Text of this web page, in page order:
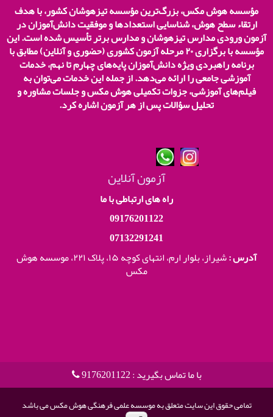
مؤسسه هوش مکس، بزرگ‌ترین مؤسسه تیزهوشان کشور، با هدف
ارتقاء سطح هوش، شناسایی استعدادها و موفقیت دانش‌آموزان در
آزمون ورودی مدارس تیزهوشان و مدارس برتر تأسیس شده است. این
مؤسسه با برگزاری۲۰مرحله آزمون کشوری (حضوری و آنلاین) مطابق با
برنامه راهبردی ویژه دانش‌آموزان پایه‌های چهارم تا نهم، خدمات
آموزشی جامعی را ارائه می‌دهد. از جمله این خدمات می‌توان به
فیلم‌های آموزشی، جزوات تکمیلی هوش مکس و جلسات مشاوره و
تحلیل سؤالات پس از هر آزمون اشاره کرد.
آزمون آنلاین
راه های ارتباطی با ما
09176201122
07132291241
آدرس :شیراز، بلوار ارم، انتهای کوچه ۱۵، پلاک ۲۲۱، موسسه هوش
مکس
با ما تماس بگیرید : 9176201122
تمامی حقوق این سایت متعلق به موسسه علمی فرهنگی هوش مکس می باشد